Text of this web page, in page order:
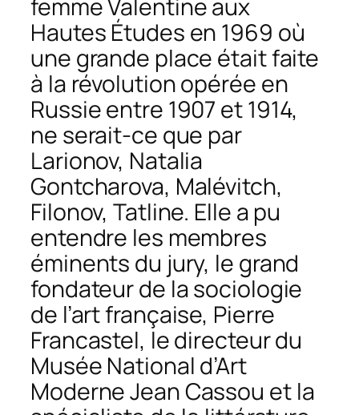
femme Valentine aux
Hautes Études en 1969 où
une grande place était faite
à la révolution opérée en
Russie entre 1907 et 1914,
ne serait-ce que par
Larionov, Natalia
Gontcharova, Malévitch,
Filonov, Tatline. Elle a pu
entendre les membres
éminents du jury, le grand
fondateur de la sociologie
de l’art française, Pierre
Francastel, le directeur du
Musée National d’Art
Moderne Jean Cassou et la